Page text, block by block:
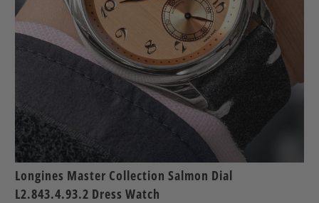
Longines Master Collection Salmon Dial
L2.843.4.93.2 Dress Watch